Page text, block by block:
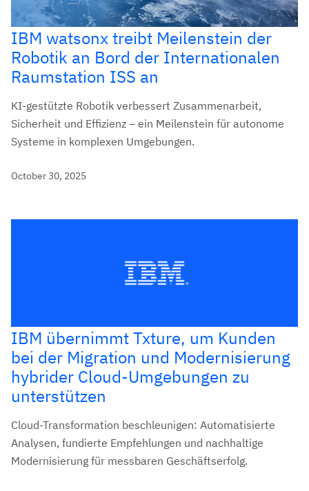
IBM watsonx treibt Meilenstein der
Robotik an Bord der Internationalen
Raumstation ISS an
KI-gestützte Robotik verbessert Zusammenarbeit,
Sicherheit und Effizienz – ein Meilenstein für autonome
Systeme in komplexen Umgebungen.
October 30, 2025
IBM übernimmt Txture, um Kunden
bei der Migration und Modernisierung
hybrider Cloud-Umgebungen zu
unterstützen
Cloud-Transformation beschleunigen: Automatisierte
Analysen, fundierte Empfehlungen und nachhaltige
Modernisierung für messbaren Geschäftserfolg.